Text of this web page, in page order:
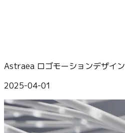
Astraea ロゴモーションデザイン
2025-04-01